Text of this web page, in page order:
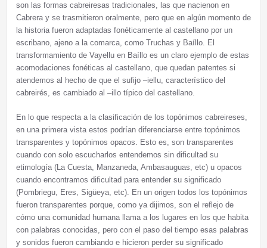
son las formas cabreiresas tradicionales, las que nacienon en
Cabrera y se trasmitieron oralmente, pero que en algún momento de
la historia fueron adaptadas fonéticamente al castellano por un
escribano, ajeno a la comarca, como Truchas y Baíllo. El
transformamiento de Vayellu en Baíllo es un claro ejemplo de estas
acomodaciones fonéticas al castellano, que quedan patentes si
atendemos al hecho de que el sufijo –iellu, característico del
cabreirés, es cambiado al –illo típico del castellano.
En lo que respecta a la clasificación de los topónimos cabreireses,
en una primera vista estos podrían diferenciarse entre topónimos
transparentes y topónimos opacos. Esto es, son transparentes
cuando con solo escucharlos entendemos sin dificultad su
etimología (La Cuesta, Manzaneda, Ambasauguas, etc) u opacos
cuando encontramos dificultad para entender su significado
(Pombriegu, Eres, Sigüeya, etc). En un origen todos los topónimos
fueron transparentes porque, como ya dijimos, son el reflejo de
cómo una comunidad humana llama a los lugares en los que habita
con palabras conocidas, pero con el paso del tiempo esas palabras
y sonidos fueron cambiando e hicieron perder su significado